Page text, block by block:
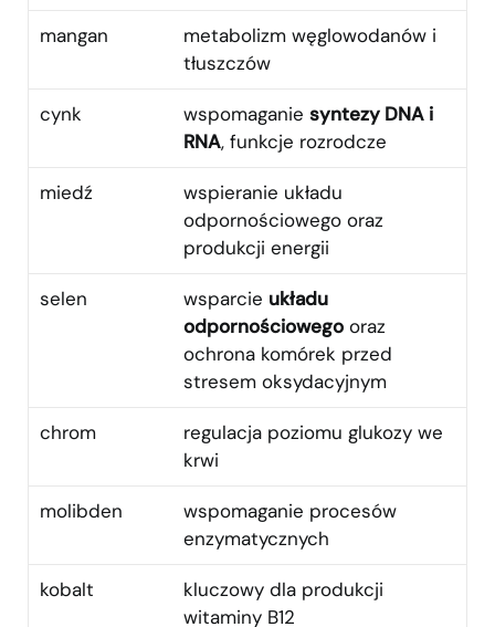
mangan
metabolizm węglowodanów i
tłuszczów
cynk wspomaganie syntezy DNA i
RNA, funkcje rozrodcze
miedź
wspieranie układu
odpornościowego oraz
produkcji energii
selen wsparcie układu
odpornościowego oraz
ochrona komórek przed
stresem oksydacyjnym
chrom
regulacja poziomu glukozy we
krwi
molibden
wspomaganie procesów
enzymatycznych
kobalt
kluczowy dla produkcji
witaminy B12